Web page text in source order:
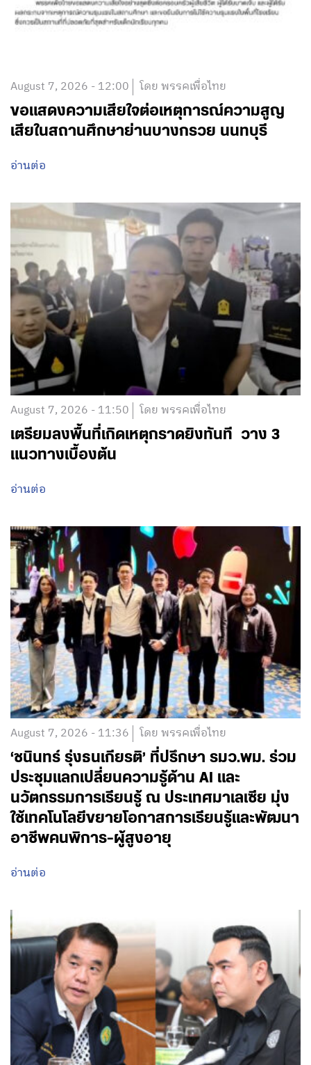
August 7, 2026 - 12:00 โดย พรรคเพื่อไทย
ขอแสดงความเสียใจต่อเหตุการณ์ความสูญ
เสียในสถานศึกษาย่านบางกรวย นนทบุรี
อ่านต่อ
August 7, 2026 - 11:50 โดย พรรคเพื่อไทย
เตรียมลงพื้นที่เกิดเหตุกราดยิงทันที วาง 3
แนวทางเบื้องต้น
อ่านต่อ
August 7, 2026 - 11:36 โดย พรรคเพื่อไทย
‘ชนินทร์ รุ่งธนเกียรติ’ ที่ปรึกษา รมว.พม. ร่วม
ประชุมแลกเปลี่ยนความรู้ด้าน AI และ
นวัตกรรมการเรียนรู้ ณ ประเทศมาเลเซีย มุ่ง
ใช้เทคโนโลยีขยายโอกาสการเรียนรู้และพัฒนา
อาชีพคนพิการ-ผู้สูงอายุ
อ่านต่อ